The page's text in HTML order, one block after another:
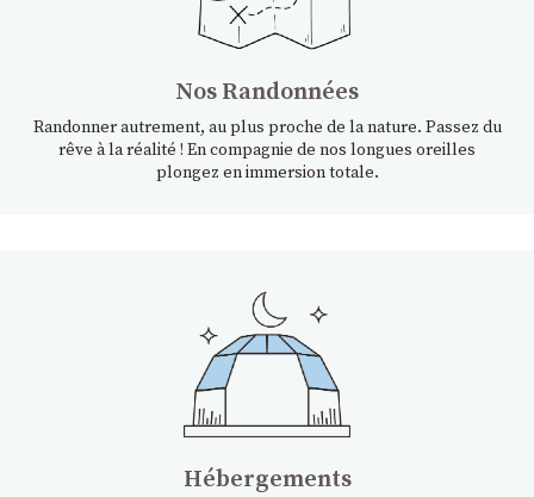
Nos Randonnées
Randonner autrement, au plus proche de la nature. Passez du
rêve à la réalité ! En compagnie de nos longues oreilles
plongez en immersion totale.
Hébergements